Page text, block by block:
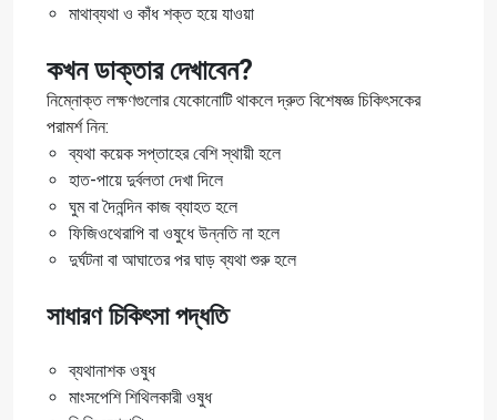
মাথাব্যথা ও কাঁধ শক্ত হয়ে যাওয়া
কখন ডাক্তার দেখাবেন?
নিম্নোক্ত লক্ষণগুলোর যেকোনোটি থাকলে দ্রুত বিশেষজ্ঞ চিকিৎসকের
পরামর্শ নিন:
ব্যথা কয়েক সপ্তাহের বেশি স্থায়ী হলে
হাত-পায়ে দুর্বলতা দেখা দিলে
ঘুম বা দৈনন্দিন কাজ ব্যাহত হলে
ফিজিওথেরাপি বা ওষুধে উন্নতি না হলে
দুর্ঘটনা বা আঘাতের পর ঘাড় ব্যথা শুরু হলে
সাধারণ চিকিৎসা পদ্ধতি
ব্যথানাশক ওষুধ
মাংসপেশি শিথিলকারী ওষুধ